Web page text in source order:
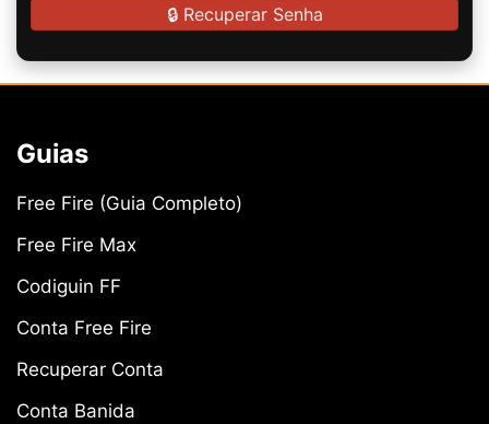
🔒 Recuperar Senha
Guias
Free Fire (Guia Completo)
Free Fire Max
Codiguin FF
Conta Free Fire
Recuperar Conta
Conta Banida